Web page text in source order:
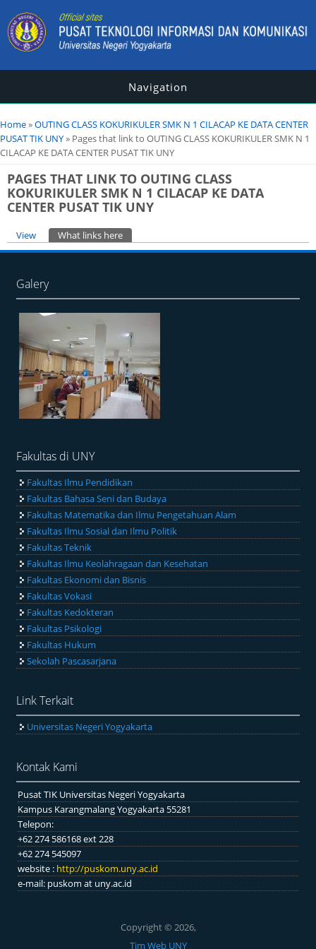
Navigation
You are here
Home»OUTING CLASS KOKURIKULER SMK N 1 CILACAP KE DATA CENTER
PUSAT TIK UNY» Pages that link to OUTING CLASS KOKURIKULER SMK N 1
CILACAP KE DATA CENTER PUSAT TIK UNY
PAGES THAT LINK TO OUTING CLASS
KOKURIKULER SMK N 1 CILACAP KE DATA
CENTER PUSAT TIK UNY
Primary tabs
View What links here
Galery
Fakultas di UNY
Fakultas Ilmu Pendidikan
Fakultas Bahasa Seni dan Budaya
Fakultas Matematika dan Ilmu Pengetahuan Alam
Fakultas Ilmu Sosial dan Ilmu Politik
Fakultas Teknik
Fakultas Ilmu Keolahragaan dan Kesehatan
Fakultas Ekonomi dan Bisnis
Fakultas Vokasi
Fakultas Kedokteran
Fakultas Psikologi
Fakultas Hukum
Sekolah Pascasarjana
Link Terkait
Universitas Negeri Yogyakarta
Kontak Kami
Pusat TIK Universitas Negeri Yogyakarta
Kampus Karangmalang Yogyakarta 55281
Telepon:
+62 274 586168 ext 228
+62 274 545097
website : http://puskom.uny.ac.id
e-mail: puskom at uny.ac.id
Copyright © 2026,
Tim Web UNY